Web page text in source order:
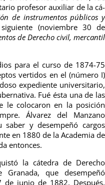
profesor auxiliar de la cá­
de instrumentos públicos y
(noviembre 30 de
de Derecho civil, mercantil
para el curso de 1874-75
vertidos en el (número I)
expediente universitario,
Fué ésta una de las
le colocaron en la posición
Álvarez del Manzano
y desempeñó cargos
en 1880 de la Academia de
entonces.
la cátedra de Derecho
que desempeñó
de junio de 1882. Después,